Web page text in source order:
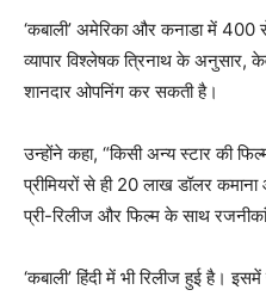
‘कबाली’ अमेरिका और कनाडा में 400
व्यापार विश्लेषक त्रिनाथ के अनुसार,
शानदार ओपनिंग कर सकती है।
उन्होंने कहा, “किसी अन्य स्टार की
प्रीमियरों से ही 20 लाख डॉलर
प्री-रिलीज और फिल्म के साथ
‘कबाली’ हिंदी में भी रिलीज हुई है।